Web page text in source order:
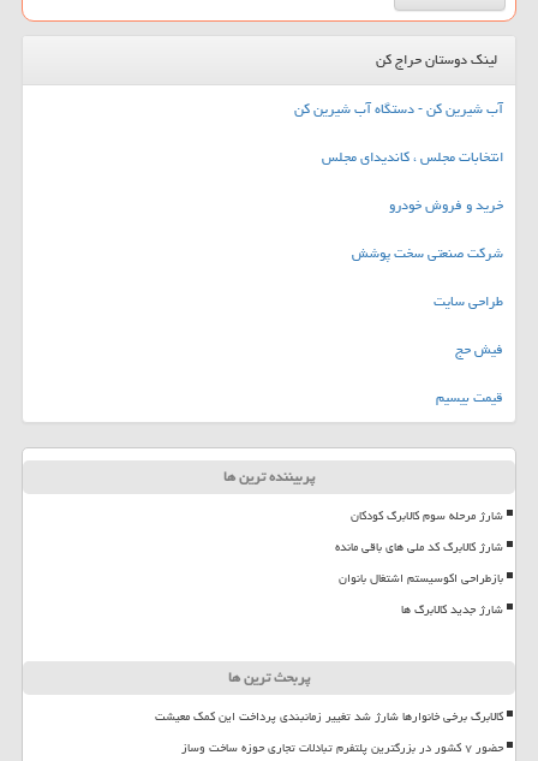
لینک دوستان حراج کن
آب شیرین کن - دستگاه آب شیرین کن
انتخابات مجلس ، کاندیدای مجلس
خرید و فروش خودرو
شرکت صنعتی سخت پوشش
طراحی سایت
فیش حج
قیمت بیسیم
پربیننده ترین ها
شارژ مرحله سوم کالابرگ کودکان
شارژ کالابرگ کد ملی های باقی مانده
بازطراحی اکوسیستم اشتغال بانوان
شارژ جدید کالابرگ ها
پربحث ترین ها
کالابرگ برخی خانوارها شارژ شد تغییر زمانبندی پرداخت این کمک معیشت
حضور ۷ کشور در بزرگترین پلتفرم تبادلات تجاری حوزه ساخت وساز